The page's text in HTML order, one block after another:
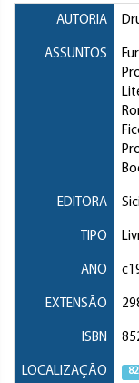
AUTORIA
ASSUNTOS
EDITORA
TIPO
ANO
EXTENSÃO
ISBN
LOCALIZAÇÃO